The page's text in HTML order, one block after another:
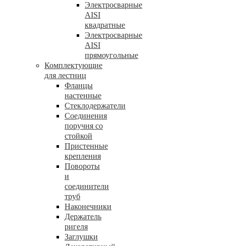
Электросварные
AISI
квадратные
Электросварные
AISI
прямоугольные
Комплектующие
для лестниц
Фланцы
настенные
Стеклодержатели
Соединения
поручня со
стойкой
Пристенные
крепления
Повороты
и
соединители
труб
Наконечники
Держатель
ригеля
Заглушки